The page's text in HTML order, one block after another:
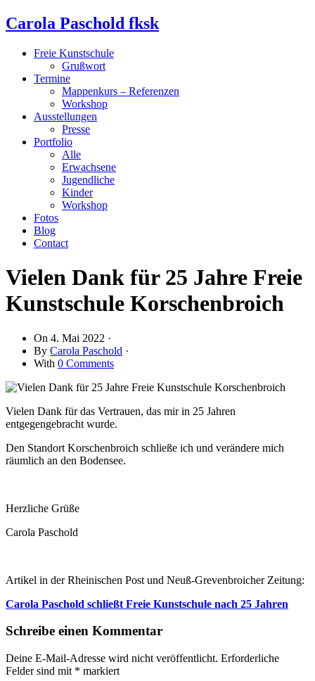
Carola Paschold fksk
Freie Kunstschule
Grußwort
Termine
Mappenkurs – Referenzen
Workshop
Ausstellungen
Presse
Portfolio
Alle
Erwachsene
Jugendliche
Kinder
Workshop
Fotos
Blog
Contact
Vielen Dank für 25 Jahre Freie
Kunstschule Korschenbroich
On 4. Mai 2022 ·
By Carola Paschold ·
With 0 Comments
Vielen Dank für das Vertrauen, das mir in 25 Jahren
entgegengebracht wurde.
Den Standort Korschenbroich schließe ich und verändere mich
räumlich an den Bodensee.
Herzliche Grüße
Carola Paschold
Artikel in der Rheinischen Post und Neuß-Grevenbroicher Zeitung:
Carola Paschold schließt Freie Kunstschule nach 25 Jahren
Schreibe einen Kommentar
Deine E-Mail-Adresse wird nicht veröffentlicht. Erforderliche
Felder sind mit * markiert